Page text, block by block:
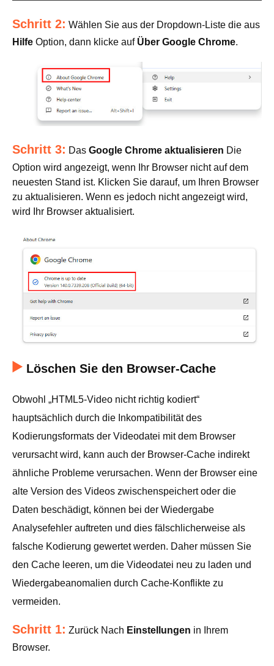
Schritt 2: Wählen Sie aus der Dropdown-Liste die aus
Hilfe Option, dann klicke auf Über Google Chrome.
Schritt 3: Das Google Chrome aktualisieren Die
Option wird angezeigt, wenn Ihr Browser nicht auf dem
neuesten Stand ist. Klicken Sie darauf, um Ihren Browser
zu aktualisieren. Wenn es jedoch nicht angezeigt wird,
wird Ihr Browser aktualisiert.
Löschen Sie den Browser-Cache
Obwohl „HTML5-Video nicht richtig kodiert“
hauptsächlich durch die Inkompatibilität des
Kodierungsformats der Videodatei mit dem Browser
verursacht wird, kann auch der Browser-Cache indirekt
ähnliche Probleme verursachen. Wenn der Browser eine
alte Version des Videos zwischenspeichert oder die
Daten beschädigt, können bei der Wiedergabe
Analysefehler auftreten und dies fälschlicherweise als
falsche Kodierung gewertet werden. Daher müssen Sie
den Cache leeren, um die Videodatei neu zu laden und
Wiedergabeanomalien durch Cache-Konflikte zu
vermeiden.
Schritt 1: Zurück Nach Einstellungen in Ihrem
Browser.